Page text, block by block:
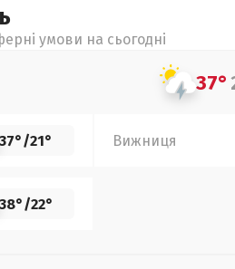
умови на сьогодні
37°
37°/21° Вижниця
38°/22°